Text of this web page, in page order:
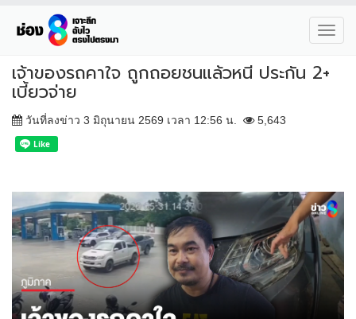
เจ้าของรถคาใจ ถูกถอยชนแล้วหนี ประกัน 2+
เบี้ยวจ่าย
วันที่ลงข่าว 3 มิถุนายน 2569 เวลา 12:56 น. 5,643